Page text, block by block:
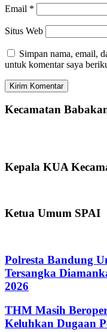
Email *
Situs Web
Simpan nama, email,
untuk komentar saya
Kecamatan
Kepala KUA
Ketua Umum SPAI
Polresta Bandung
Tersangka
2026
THM Masih
Keluhkan Dugaan